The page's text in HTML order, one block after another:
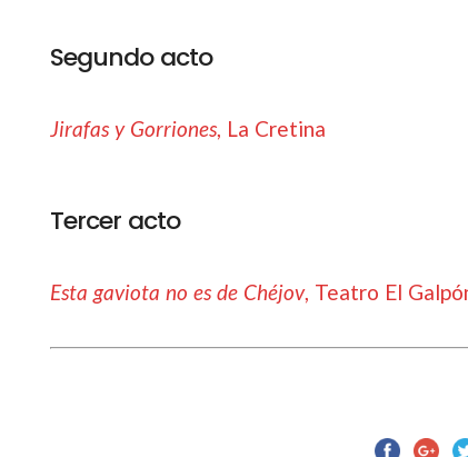
Segundo acto
Jirafas y Gorriones, La Cretina
Tercer acto
Esta gaviota no es de Chéjov, Teatro El